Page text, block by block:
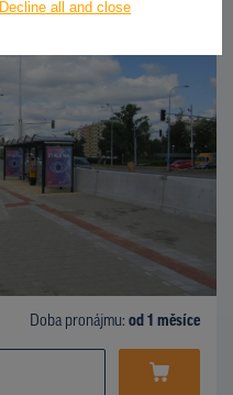
Decline all and close
Doba pronájmu: od 1 měsíce